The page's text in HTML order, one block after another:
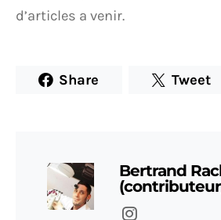
d’articles a venir.
Share Tweet
Bertrand